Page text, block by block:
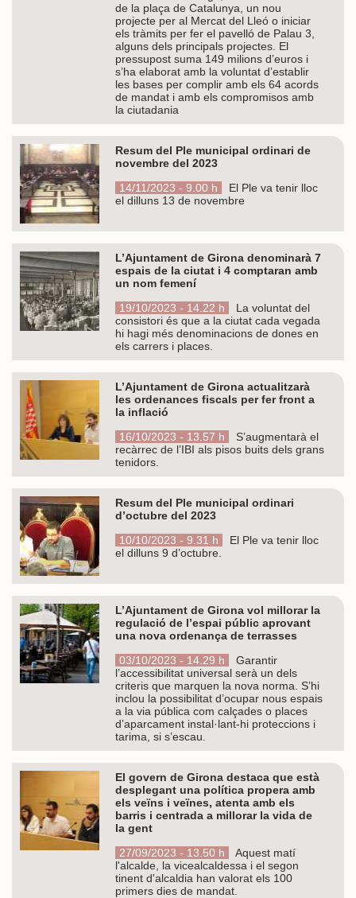
de la plaça de Catalunya, un nou
projecte per al Mercat del Lleó o iniciar
els tràmits per fer el pavelló de Palau 3,
alguns dels principals projectes. El
pressupost suma 149 milions d’euros i
s’ha elaborat amb la voluntat d’establir
les bases per complir amb els 64 acords
de mandat i amb els compromisos amb
la ciutadania
Resum del Ple municipal ordinari de
novembre del 2023
14/11/2023 - 9.00 h
El Ple va tenir lloc
el dilluns 13 de novembre
L’Ajuntament de Girona denominarà 7
espais de la ciutat i 4 comptaran amb
un nom femení
19/10/2023 - 14.22 h
La voluntat del
consistori és que a la ciutat cada vegada
hi hagi més denominacions de dones en
els carrers i places.
L’Ajuntament de Girona actualitzarà
les ordenances fiscals per fer front a
la inflació
16/10/2023 - 13.57 h
S’augmentarà el
recàrrec de l’IBI als pisos buits dels grans
tenidors.
Resum del Ple municipal ordinari
d’octubre del 2023
10/10/2023 - 9.31 h
El Ple va tenir lloc
el dilluns 9 d’octubre.
L’Ajuntament de Girona vol millorar la
regulació de l’espai públic aprovant
una nova ordenança de terrasses
03/10/2023 - 14.29 h
Garantir
l’accessibilitat universal serà un dels
criteris que marquen la nova norma. S’hi
inclou la possibilitat d’ocupar nous espais
a la via pública com calçades o places
d’aparcament instal·lant-hi proteccions i
tarima, si s’escau.
El govern de Girona destaca que està
desplegant una política propera amb
els veïns i veïnes, atenta amb els
barris i centrada a millorar la vida de
la gent
27/09/2023 - 13.50 h
Aquest matí
l'alcalde, la vicealcaldessa i el segon
tinent d'alcaldia han valorat els 100
primers dies de mandat.